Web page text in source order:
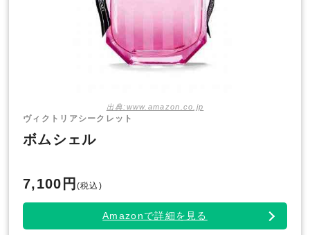
出典:www.amazon.co.jp
ヴィクトリアシークレット
ボムシェル
7,100円 (税込)
Amazonで詳細を見る